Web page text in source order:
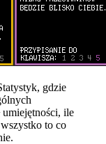
gdzie
ile
to co